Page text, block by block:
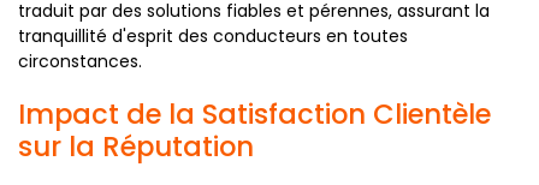
traduit par des solutions fiables et pérennes, assurant la
tranquillité d'esprit des conducteurs en toutes
circonstances.
Impact de la Satisfaction Clientèle
sur la Réputation